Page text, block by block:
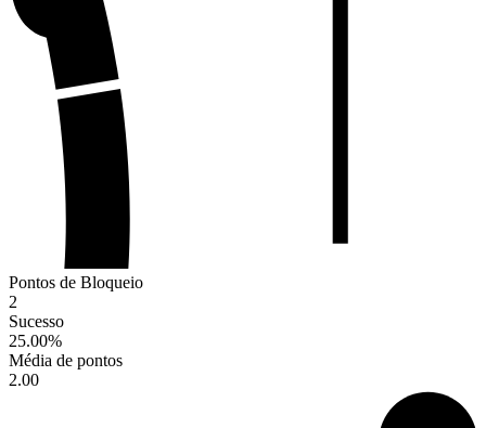
Pontos de Bloqueio
2
Sucesso
25.00%
Média de pontos
2.00